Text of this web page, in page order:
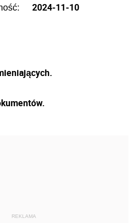
2024-11-10